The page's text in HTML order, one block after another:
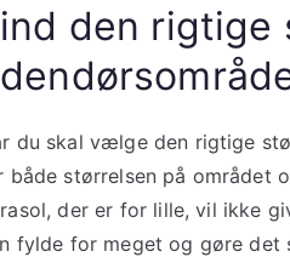
den rigtige
du skal vælge den rigtige
både størrelsen på området
der er for lille, vil ikke
fylde for meget og gøre